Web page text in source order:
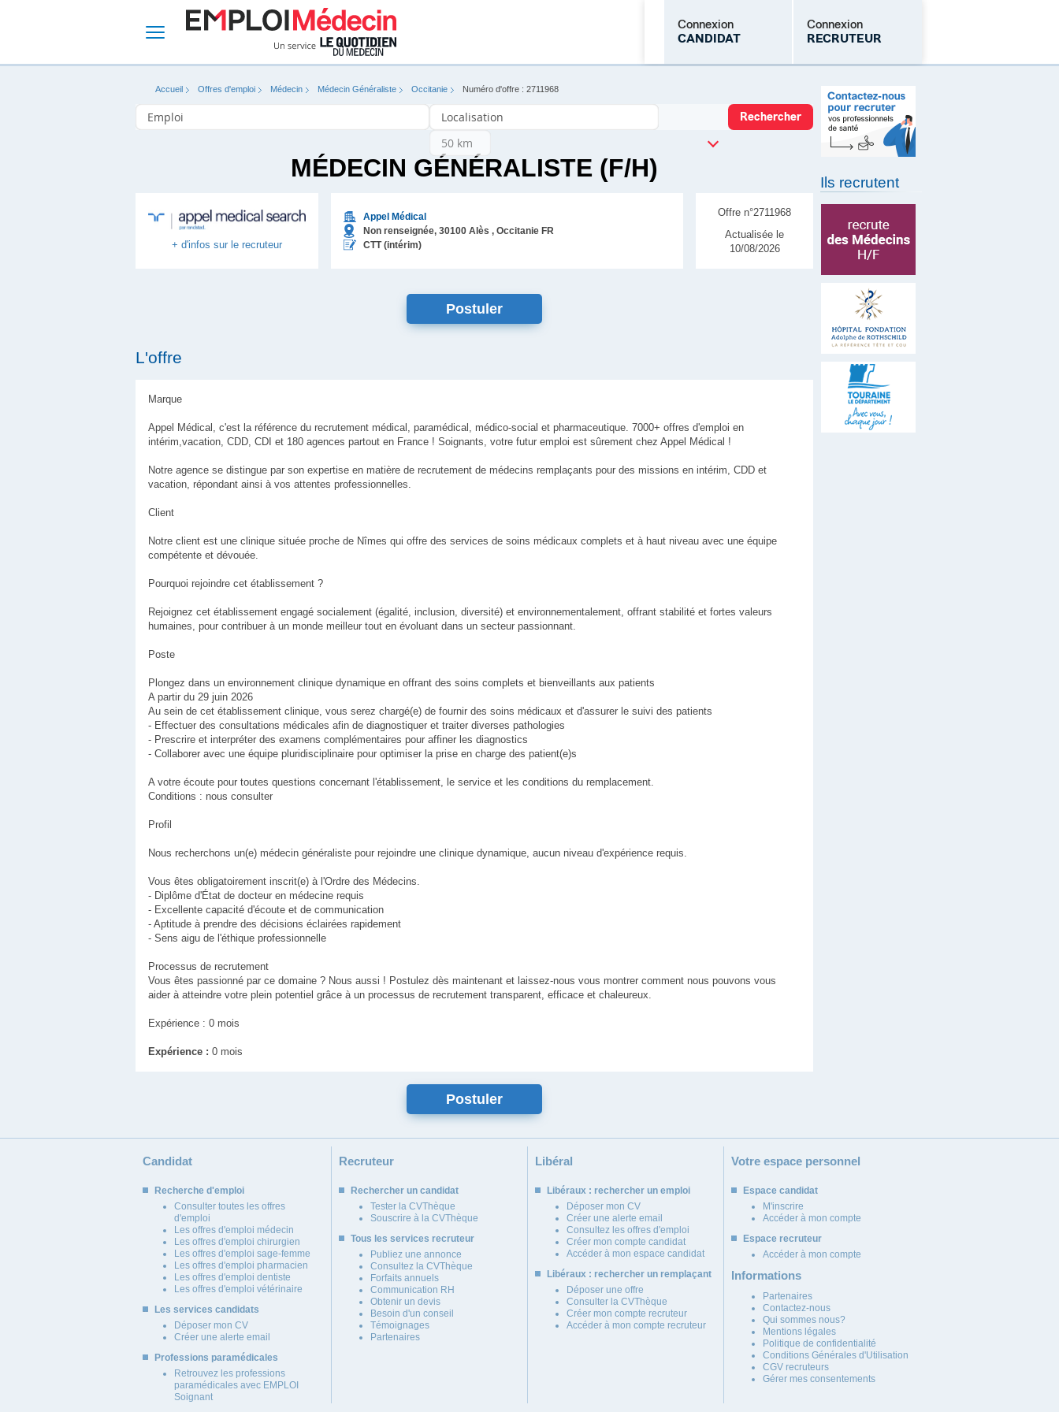
Connexion
CANDIDAT
Connexion
RECRUTEUR
Mot de passe oublié
Accueil Offres d'emploi Médecin Médecin Généraliste Occitanie Numéro d'offre : 2711968
MÉDECIN GÉNÉRALISTE (F/H)
+ d'infos sur le recruteur
Appel Médical
Non renseignée, 30100 Alès , Occitanie FR
CTT (intérim)
Offre n°2711968
Actualisée le
10/08/2026
L'offre
Marque
Appel Médical, c'est la référence du recrutement médical, paramédical, médico-social et pharmaceutique. 7000+ offres d'emploi en
intérim,vacation, CDD, CDI et 180 agences partout en France ! Soignants, votre futur emploi est sûrement chez Appel Médical !
Notre agence se distingue par son expertise en matière de recrutement de médecins remplaçants pour des missions en intérim, CDD et
vacation, répondant ainsi à vos attentes professionnelles.
Client
Notre client est une clinique située proche de Nîmes qui offre des services de soins médicaux complets et à haut niveau avec une équipe
compétente et dévouée.
Pourquoi rejoindre cet établissement ?
Rejoignez cet établissement engagé socialement (égalité, inclusion, diversité) et environnementalement, offrant stabilité et fortes valeurs
humaines, pour contribuer à un monde meilleur tout en évoluant dans un secteur passionnant.
Poste
Plongez dans un environnement clinique dynamique en offrant des soins complets et bienveillants aux patients
A partir du 29 juin 2026
Au sein de cet établissement clinique, vous serez chargé(e) de fournir des soins médicaux et d'assurer le suivi des patients
- Effectuer des consultations médicales afin de diagnostiquer et traiter diverses pathologies
- Prescrire et interpréter des examens complémentaires pour affiner les diagnostics
- Collaborer avec une équipe pluridisciplinaire pour optimiser la prise en charge des patient(e)s
A votre écoute pour toutes questions concernant l'établissement, le service et les conditions du remplacement.
Conditions : nous consulter
Profil
Nous recherchons un(e) médecin généraliste pour rejoindre une clinique dynamique, aucun niveau d'expérience requis.
Vous êtes obligatoirement inscrit(e) à l'Ordre des Médecins.
- Diplôme d'État de docteur en médecine requis
- Excellente capacité d'écoute et de communication
- Aptitude à prendre des décisions éclairées rapidement
- Sens aigu de l'éthique professionnelle
Processus de recrutement
Vous êtes passionné par ce domaine ? Nous aussi ! Postulez dès maintenant et laissez-nous vous montrer comment nous pouvons vous
aider à atteindre votre plein potentiel grâce à un processus de recrutement transparent, efficace et chaleureux.
Expérience : 0 mois
Expérience : 0 mois
Ils recrutent
Candidat
Recherche d'emploi
Consulter toutes les offres
d'emploi
Les offres d'emploi médecin
Les offres d'emploi chirurgien
Les offres d'emploi sage-femme
Les offres d'emploi pharmacien
Les offres d'emploi dentiste
Les offres d'emploi vétérinaire
Les services candidats
Déposer mon CV
Créer une alerte email
Professions paramédicales
Retrouvez les professions
paramédicales avec EMPLOI
Soignant
Recruteur
Rechercher un candidat
Tester la CVThèque
Souscrire à la CVThèque
Tous les services recruteur
Publiez une annonce
Consultez la CVThèque
Forfaits annuels
Communication RH
Obtenir un devis
Besoin d'un conseil
Témoignages
Partenaires
Libéral
Libéraux : rechercher un emploi
Déposer mon CV
Créer une alerte email
Consultez les offres d'emploi
Créer mon compte candidat
Accéder à mon espace candidat
Libéraux : rechercher un remplaçant
Déposer une offre
Consulter la CVThèque
Créer mon compte recruteur
Accéder à mon compte recruteur
Votre espace personnel
Espace candidat
M'inscrire
Accéder à mon compte
Espace recruteur
Accéder à mon compte
Informations
Partenaires
Contactez-nous
Qui sommes nous?
Mentions légales
Politique de confidentialité
Conditions Générales d'Utilisation
CGV recruteurs
Gérer mes consentements